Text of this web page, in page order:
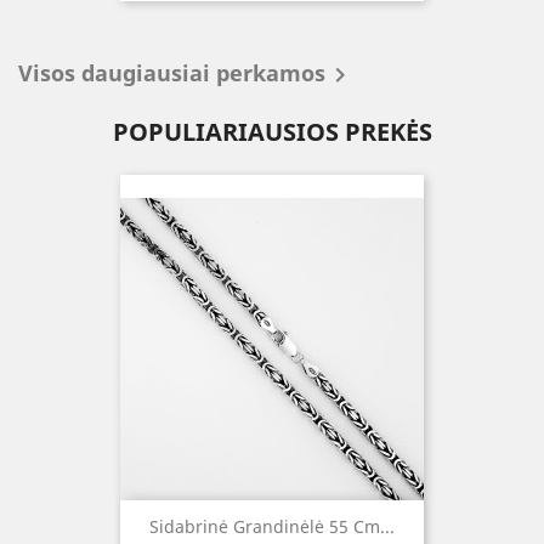
Visos daugiausiai perkamos 
POPULIARIAUSIOS PREKĖS
Sidabrinė Grandinėlė 55 Cm...